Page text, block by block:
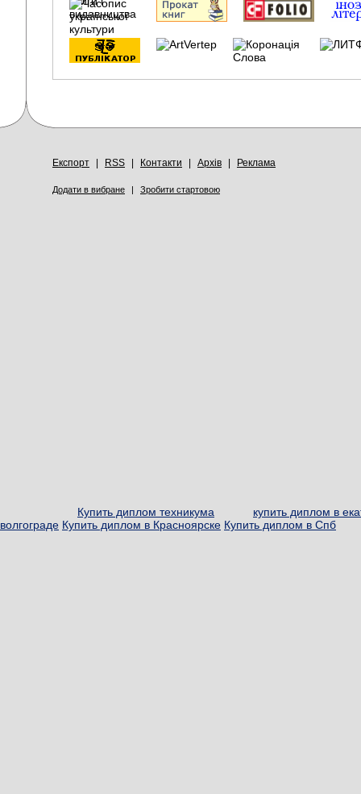
Експорт RSS Контакти Архів Реклама
Додати в вибране | Зробити стартовою
Купить диплом техникума
купить диплом в
волгограде Купить диплом в Красноярске Купить диплом в Спб